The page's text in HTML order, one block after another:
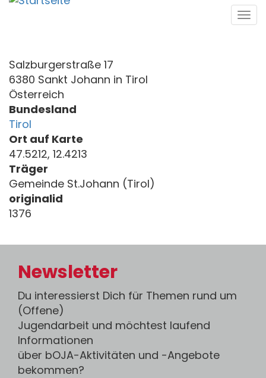
Direkt
Salzburgerstraße 17
6380 Sankt Johann in Tirol
Österreich
Bundesland
Tirol
Ort auf Karte
47.5212, 12.4213
Träger
Gemeinde St.Johann (Tirol)
originalid
1376
Newsletter
Du interessierst Dich für Themen rund um
(Offene)
Jugendarbeit und möchtest laufend
Informationen
über bOJA-Aktivitäten und -Angebote
bekommen?